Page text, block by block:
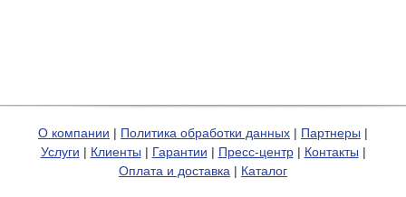
О компании | Политика обработки данных | Партнеры |
Услуги | Клиенты | Гарантии | Пресс-центр| Контакты |
Оплата и доставка | Каталог